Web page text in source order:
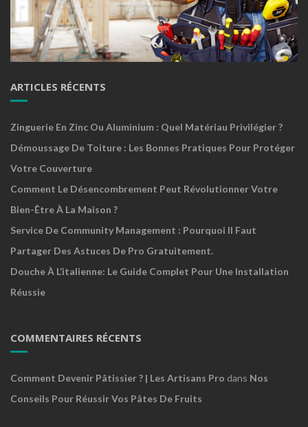
ARTICLES RÉCENTS
Zinguerie En Zinc Ou Aluminium : Quel Matériau Privilégier ?
Démoussage De Toiture : Les Bonnes Pratiques Pour Protéger
Votre Couverture
Comment Le Désencombrement Peut Révolutionner Votre
Bien-Être À La Maison ?
Service De Community Management : Pourquoi Il Faut
Partager Des Astuces De Pro Gratuitement.
Douche À L’italienne: Le Guide Complet Pour Une Installation
Réussie
COMMENTAIRES RÉCENTS
Comment Devenir Pâtissier ? | Les Artisans Pro dans Nos
Conseils Pour Réussir Vos Pâtes De Fruits